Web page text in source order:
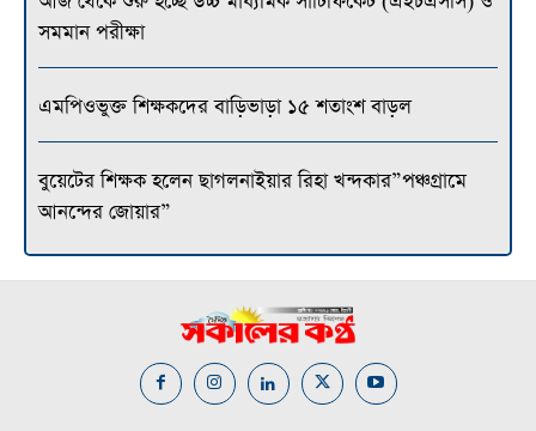
সমমান পরীক্ষা
এমপিওভুক্ত শিক্ষকদের বাড়িভাড়া ১৫ শতাংশ বাড়ল
বুয়েটের শিক্ষক হলেন ছাগলনাইয়ার রিহা খন্দকার”পঞ্চগ্রামে
আনন্দের জোয়ার”